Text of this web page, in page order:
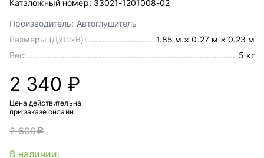
Каталожный номер: 33021-1201008-02
Производитель: Автоглушитель
Размеры (ДхШхВ):
1.85 м × 0.27 м × 0.23 м
Вес:
5 кг
2 340 ₽
Цена действительна
при заказе онлайн
2 600c
В наличии: